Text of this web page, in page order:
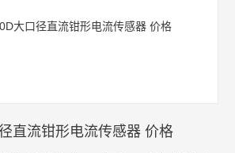
直流钳形电流传感器 价格